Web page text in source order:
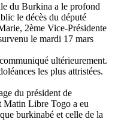
du Burkina a le profond
le décès du député
2ème Vice-Présidente
le mardi 17 mars
ultérieurement.
les plus attristées.
du président de
Matin Libre Togo a eu
burkinabé et celle de la